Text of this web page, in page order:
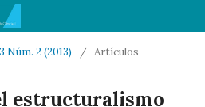
Núm. 2 (2013) / Artículos
estructuralismo